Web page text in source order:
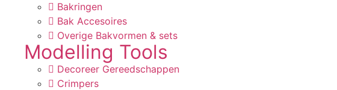
Bakringen
Bak Accesoires
Overige Bakvormen & sets
Modelling Tools
Decoreer Gereedschappen
Crimpers